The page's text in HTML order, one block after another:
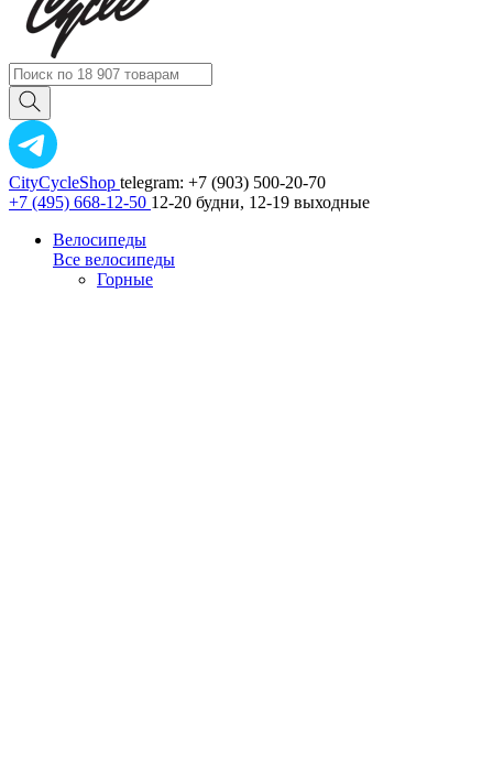
CityCycleShop telegram: +7 (903) 500-20-70
+7 (495) 668-12-50 12-20 будни, 12-19 выходные
Велосипеды
Все велосипеды
Горные